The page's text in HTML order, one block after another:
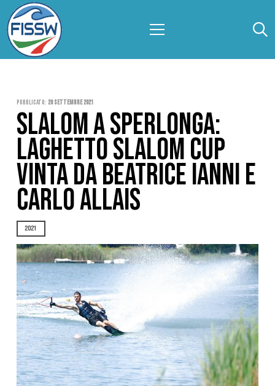
Pubblicato: 20 Settembre 2021
SLALOM A SPERLONGA:
LAGHETTO SLALOM CUP
VINTA DA BEATRICE IANNI E
CARLO ALLAIS
2021